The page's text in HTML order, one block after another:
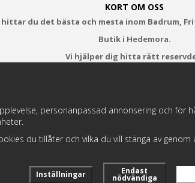
KORT OM OSS
hittar du det bästa och mesta inom Badrum,
Butik i Hedemora.
Vi hjälper dig hitta rätt
personanpassad annonsering och för
du tillåter och vilka du vill stänga av
Inställningar Endast
nödvändiga